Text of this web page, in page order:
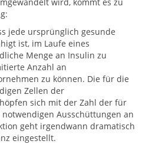
jede ursprünglich gesunde
ist, im Laufe eines
Menge an Insulin zu
Anzahl an
zu können. Die für die
Zellen der
sich mit der Zahl der für
Ausschüttungen an
geht irgendwann dramatisch
eingestellt.